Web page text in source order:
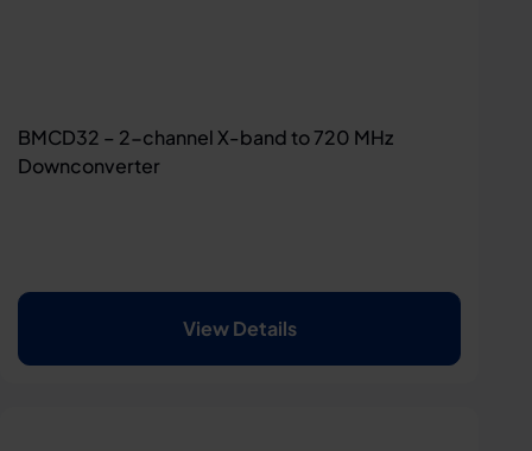
BMCD32 – 2-channel X-band to 720 MHz
Downconverter
View Details